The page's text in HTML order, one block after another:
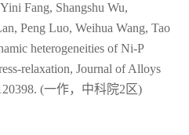
Fang, Shangshu Wu,
Peng Luo, Weihua Wang, Tao
heterogeneities of Ni-P
relaxation, Journal of Alloys
(一作，中科院2区)